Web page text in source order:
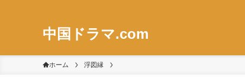
中国ドラマ.com
ホーム 浮図縁